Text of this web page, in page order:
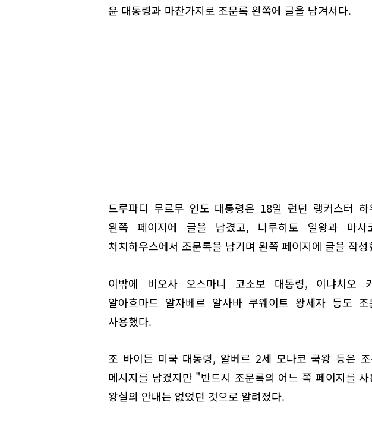
윤 대통령과 마찬가지로 조문록 왼쪽에 글을 남겨서다.
드루파디 무르무 인도 대통령은 18일 런던 랭커스터
왼쪽 페이지에 글을 남겼고, 나루히토 일왕과 마
처치하우스에서 조문록을 남기며 왼쪽 페이지에 글을 작성
이밖에 비오사 오스마니 코소보 대통령, 이냐치오
알아흐마드 알자베르 알사바 쿠웨이트 왕세자 등도
사용했다.
조 바이든 미국 대통령, 알베르 2세 모나코 국왕 등은
메시지를 남겼지만 "반드시 조문록의 어느 쪽 페이지를
왕실의 안내는 없었던 것으로 알려졌다.